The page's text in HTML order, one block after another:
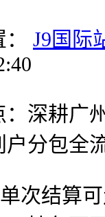
J9国际
耕广州
分包全
结算可